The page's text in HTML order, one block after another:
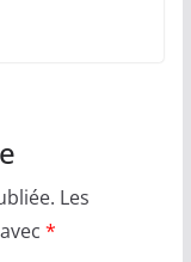
Les
*